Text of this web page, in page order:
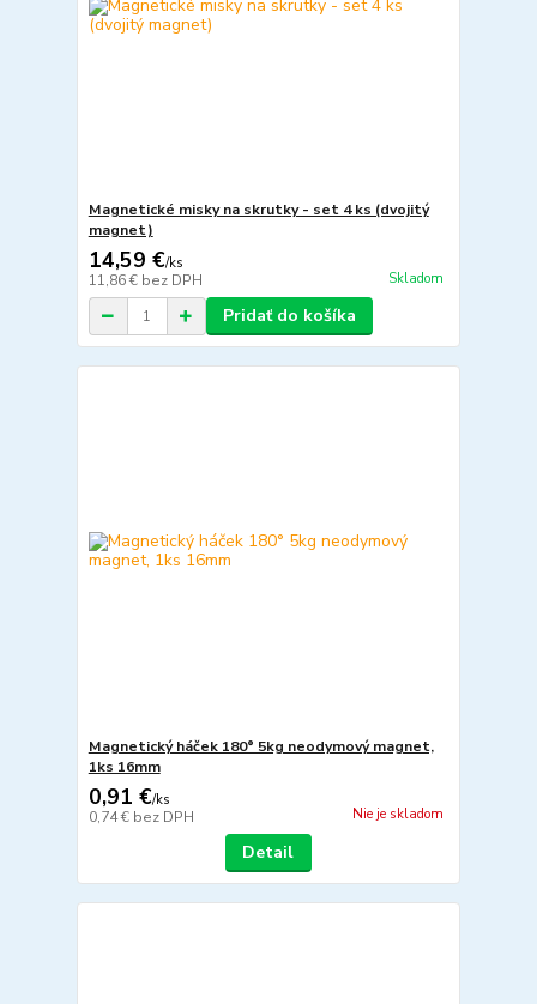
Magnetické misky na skrutky - set 4 ks (dvojitý
magnet)
14,59 €/ks
11,86 € bez DPH Skladom
Pridať do košíka
Magnetický háček 180° 5kg neodymový magnet,
1ks 16mm
0,91 €/ks
0,74 € bez DPH Nie je skladom
Detail